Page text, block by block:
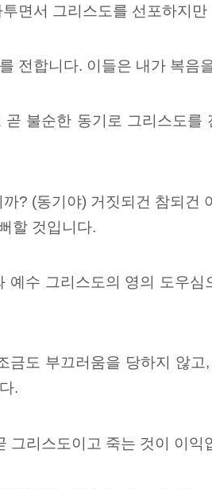
면서 그리스도를 선포하지
전합니다. 이들은 내가 복음
불순한 동기로 그리스도
? (동기야) 거짓되건 참되
할 것입니다.
예수 그리스도의 영의 도우
금도 부끄러움을 당하지 않
.
그리스도이고 죽는 것이 이익